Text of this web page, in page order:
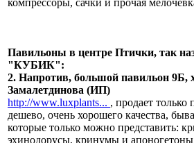
Павильоны в центре Птички, так
"КУБИК":
2. Напротив, большой павильон 9Б,
Замалетдинова (ИП)
http://www.luxplants... , продает
дешево, очень хорошего качества,
которые только можно представить:
эхинодорусы, кринумы и